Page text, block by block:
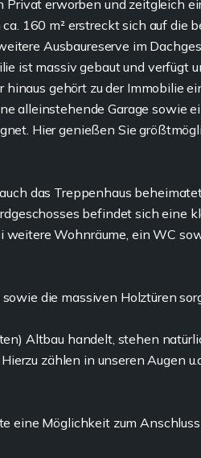
Privat erworben und zeitgleich
160 m² erstreckt sich auf die
Ausbaureserve im
ist massiv gebaut und verfügt
gehört zu der Immobilie
alleinstehende Garage sowie
Hier genießen Sie
das Treppenhaus
befindet sich eine
weitere Wohnräume, ein WC
die massiven Holztüren
Altbau handelt, stehen
zählen in unseren Augen
eine Möglichkeit zum